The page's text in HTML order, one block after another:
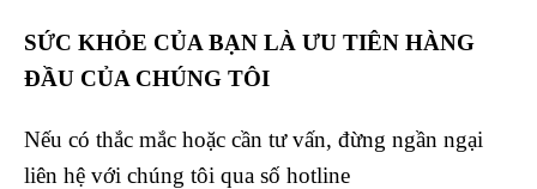
SỨC KHỎE CỦA BẠN LÀ ƯU TIÊN HÀNG
ĐẦU CỦA CHÚNG TÔI
Nếu có thắc mắc hoặc cần tư vấn, đừng ngần ngại
liên hệ với chúng tôi qua số hotline